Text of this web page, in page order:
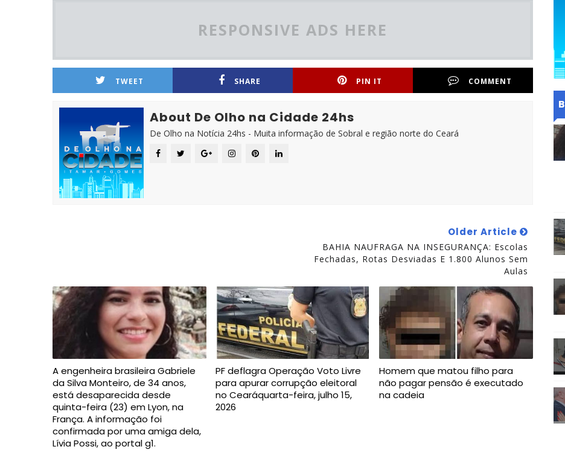
RESPONSIVE ADS HERE
TWEET SHARE PIN IT COMMENT
About De Olho na Cidade 24hs
De Olho na Notícia 24hs - Muita informação de Sobral e região norte do Ceará
Older Article
BAHIA NAUFRAGA NA INSEGURANÇA: Escolas
Fechadas, Rotas Desviadas E 1.800 Alunos Sem
Aulas
A engenheira brasileira Gabriele
da Silva Monteiro, de 34 anos,
está desaparecida desde
quinta-feira (23) em Lyon, na
França. A informação foi
confirmada por uma amiga dela,
Lívia Possi, ao portal g1.
PF deflagra Operação Voto Livre
para apurar corrupção eleitoral
no Cearáquarta-feira, julho 15,
2026
Homem que matou filho para
não pagar pensão é executado
na cadeia